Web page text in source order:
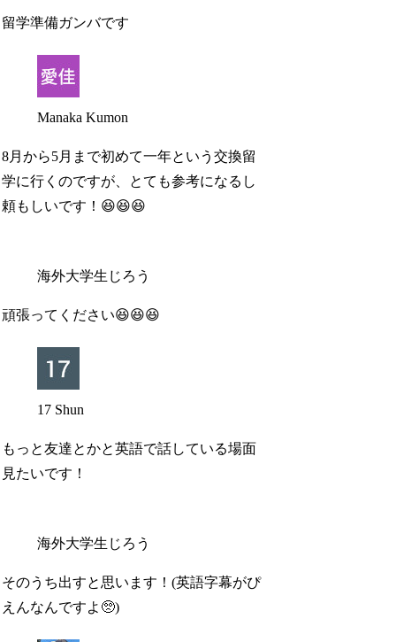
留学準備ガンバです
Manaka Kumon
8月から5月まで初めて一年という交換留
学に行くのですが、とても参考になるし
頼もしいです！😆😆😆
海外大学生じろう
頑張ってください😆😆😆
17 Shun
もっと友達とかと英語で話している場面
見たいです！
海外大学生じろう
そのうち出すと思います！(英語字幕がぴ
えんなんですよ🥺)